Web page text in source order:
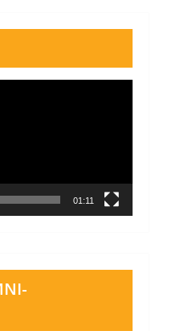
01:11